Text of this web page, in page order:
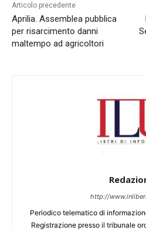
Articolo precedente
Aprilia. Assemblea pubblica
per risarcimento danni
maltempo ad agricoltori
http://
Periodico telematico di
Registrazione presso il tribunale